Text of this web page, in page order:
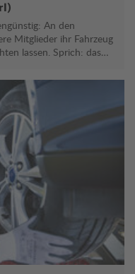
An den
Mitglieder ihr Fahrzeug
lassen. Sprich: das